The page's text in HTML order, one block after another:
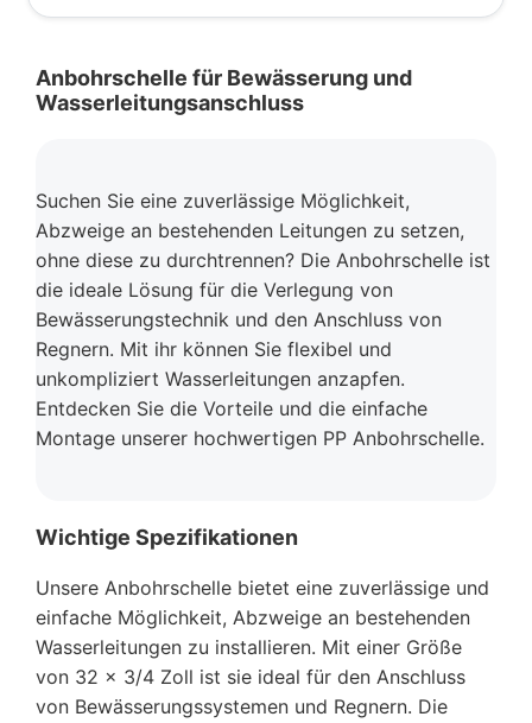
Anbohrschelle für Bewässerung und
Wasserleitungsanschluss
Suchen Sie eine zuverlässige Möglichkeit,
Abzweige an bestehenden Leitungen zu setzen,
ohne diese zu durchtrennen? Die Anbohrschelle ist
die ideale Lösung für die Verlegung von
Bewässerungstechnik und den Anschluss von
Regnern. Mit ihr können Sie flexibel und
unkompliziert Wasserleitungen anzapfen.
Entdecken Sie die Vorteile und die einfache
Montage unserer hochwertigen PP Anbohrschelle.
Wichtige Spezifikationen
Unsere Anbohrschelle bietet eine zuverlässige und
einfache Möglichkeit, Abzweige an bestehenden
Wasserleitungen zu installieren. Mit einer Größe
von 32 x 3/4 Zoll ist sie ideal für den Anschluss
von Bewässerungssystemen und Regnern. Die